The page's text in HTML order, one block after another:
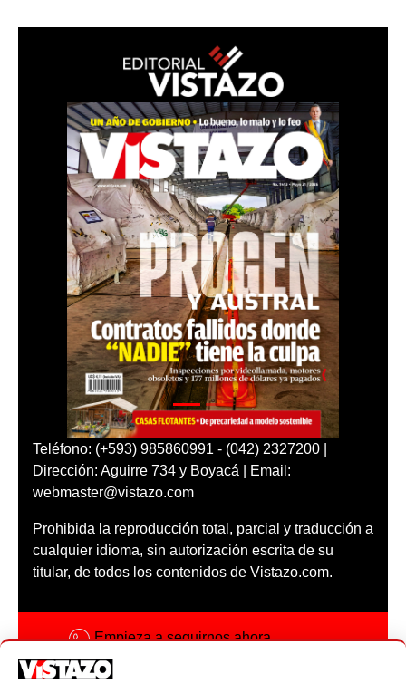
Teléfono: (+593) 985860991 - (042) 2327200 |
Dirección: Aguirre 734 y Boyacá | Email:
webmaster@vistazo.com
Prohibida la reproducción total, parcial y traducción a
cualquier idioma, sin autorización escrita de su
titular, de todos los contenidos de Vistazo.com.
Empieza a seguirnos ahora